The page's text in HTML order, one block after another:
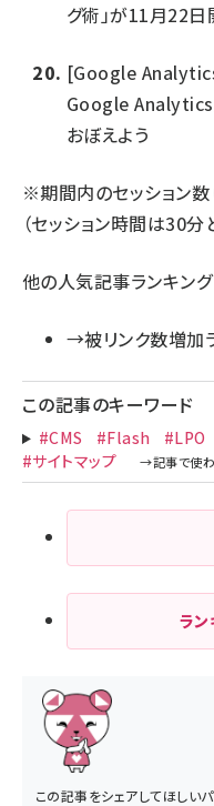
グ術」が11月22日
[Google
Google Analytics
おぼえよう
※期間内のセッション数
（セッション時間は30分
他の人気記事ランキング
→被リンク数増加
この記事のキーワード
#CMS #Flash #LPO
#サイトマップ
ラン
この記事をシェアしてほしいパ